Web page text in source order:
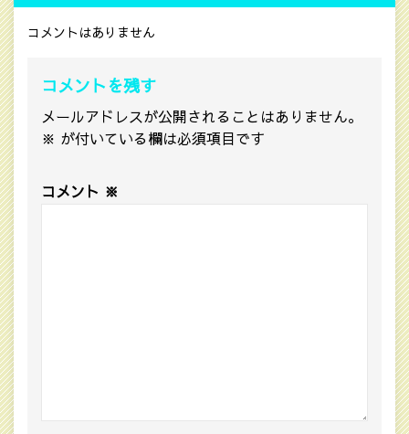
コメントはありません
コメントを残す
メールアドレスが公開されることはありません。
※ が付いている欄は必須項目です
コメント ※